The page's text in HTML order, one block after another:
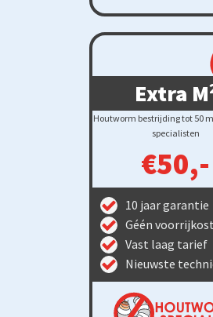
Extra
Houtworm bestrijding tot 50
specialisten
€50,-
10 jaar garantie
Géén
Vast laag tarief
Nieuwste